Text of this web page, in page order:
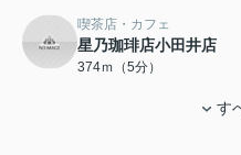
喫茶店・カフェ
星乃珈琲店小田井店
374ｍ（5分）
す